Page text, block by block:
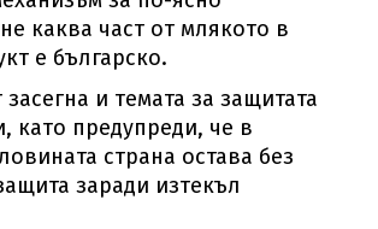
каква част от млякото в
е българско.
и темата за защитата
като предупреди, че в
страна остава без
заради изтекъл